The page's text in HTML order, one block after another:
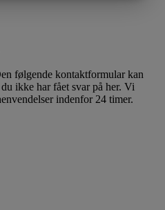
følgende kontaktformular kan
ikke har fået svar på her. Vi
indenfor 24 timer.